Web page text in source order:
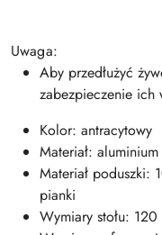
Uwaga:
Aby przedłużyć
zabezpieczenie
Kolor: antracytowy
Materiał: aluminium
Materiał poduszki:
pianki
Wymiary stołu: